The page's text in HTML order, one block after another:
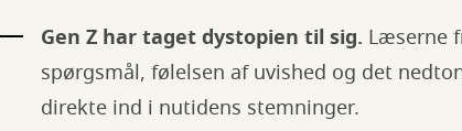
Gen Z har taget dystopien til sig. Læserne
spørgsmål, følelsen af uvished og det
direkte ind i nutidens stemninger.